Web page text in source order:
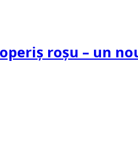
roșu – un